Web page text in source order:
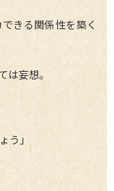
きる関係性を築く
は妄想。
う」